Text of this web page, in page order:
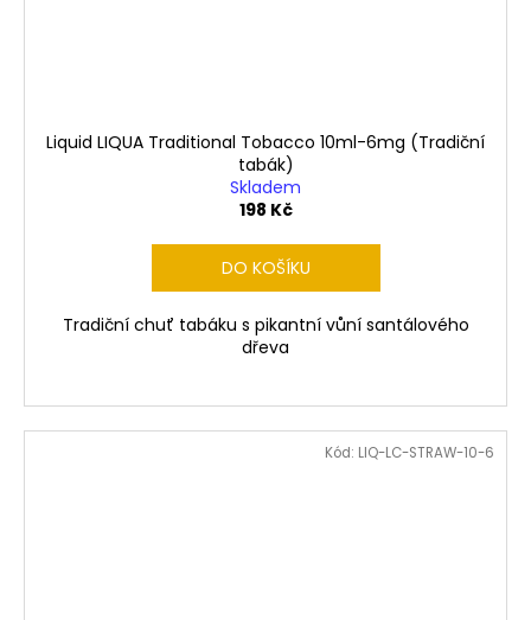
Liquid LIQUA Traditional Tobacco 10ml-6mg (Tradiční
tabák)
Skladem
198 Kč
DO KOŠÍKU
Tradiční chuť tabáku s pikantní vůní santálového
dřeva
Kód: LIQ-LC-STRAW-10-6